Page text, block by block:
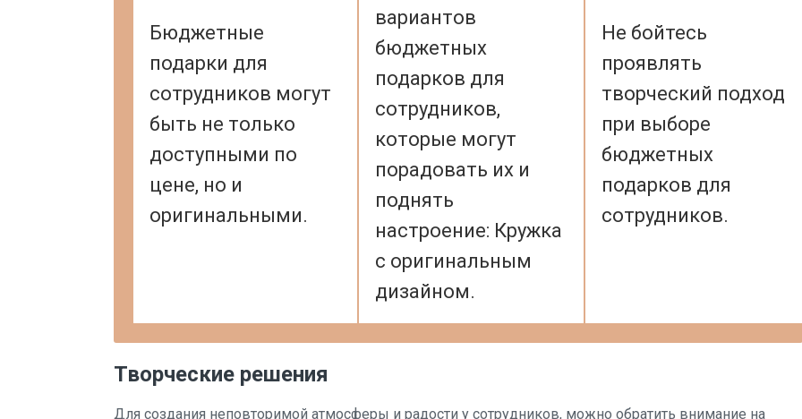
Бюджетные
подарки для
сотрудников могут
быть не только
доступными по
цене, но и
оригинальными.
вариантов
бюджетных
подарков для
сотрудников,
которые могут
порадовать их и
поднять
настроение: Кружка
с оригинальным
дизайном.
Не бойтесь
проявлять
творческий подход
при выборе
бюджетных
подарков для
сотрудников.
Творческие решения
Для создания неповторимой атмосферы и радости у сотрудников, можно обратить внимание на